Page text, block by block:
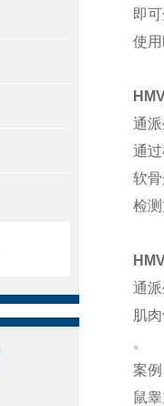
即
使
通
通
软
检
通
肌
。
案
鼠